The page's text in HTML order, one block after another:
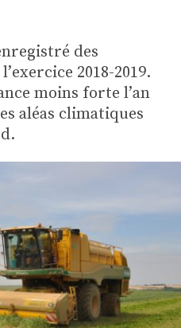
des
2018-2019.
moins forte l’an
aléas climatiques